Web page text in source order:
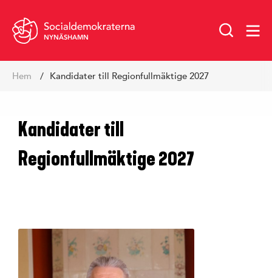
NYNÄSHAMN
Hem Kandidater till Regionfullmäktige 2027
Kandidater till
Regionfullmäktige 2027